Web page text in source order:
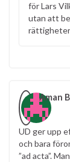
för Lars
utan att
rättigheter
Aman
UD ger upp
och bara
”ad acta”.